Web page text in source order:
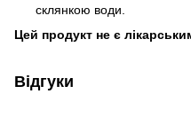
склянкою води.
Цей продукт не є
Відгуки